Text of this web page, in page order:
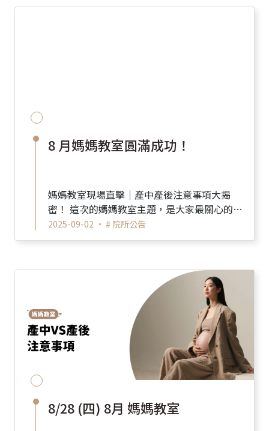
8 月媽媽教室圓滿成功！
媽媽教室現場直擊｜產中產後注意事項大揭
密！ 這次的媽媽教室主題，是大家最關心的
2025-09-02 • # 院所公告
8/28 (四) 8月 媽媽教室